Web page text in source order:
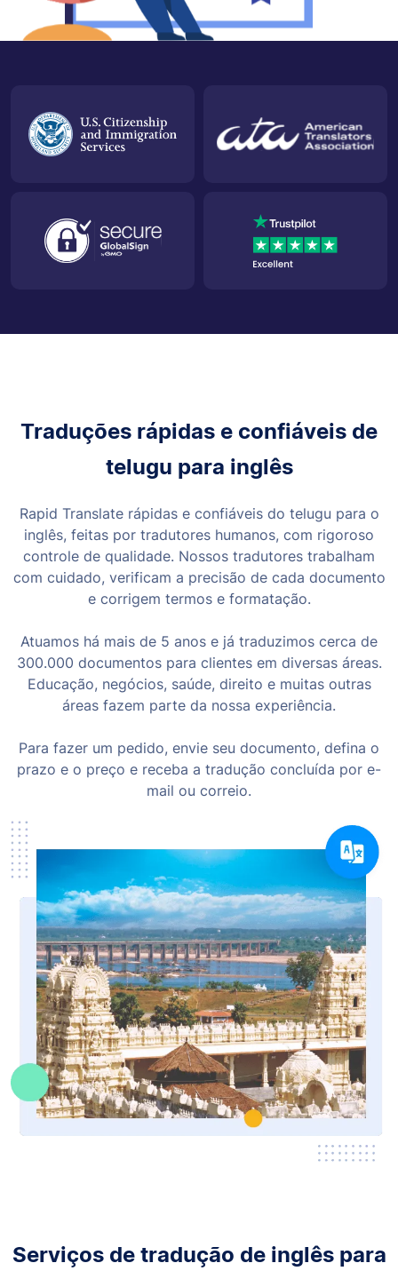
Traduções rápidas e confiáveis de
telugu para inglês
Rapid Translate rápidas e confiáveis do telugu para o
inglês, feitas por tradutores humanos, com rigoroso
controle de qualidade. Nossos tradutores trabalham
com cuidado, verificam a precisão de cada documento
e corrigem termos e formatação.
Atuamos há mais de 5 anos e já traduzimos cerca de
300.000 documentos para clientes em diversas áreas.
Educação, negócios, saúde, direito e muitas outras
áreas fazem parte da nossa experiência.
Para fazer um pedido, envie seu documento, defina o
prazo e o preço e receba a tradução concluída por e-
mail ou correio.
Serviços de tradução de inglês para